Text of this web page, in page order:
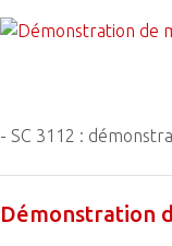
- SC 3112 :
Démonstration